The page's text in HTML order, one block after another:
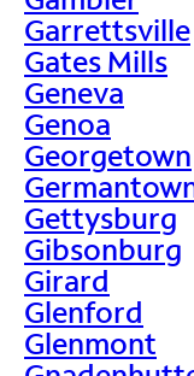
Garrettsville
Gates Mills
Geneva
Genoa
Georgetown
Gettysburg
Gibsonburg
Girard
Glenford
Glenmont